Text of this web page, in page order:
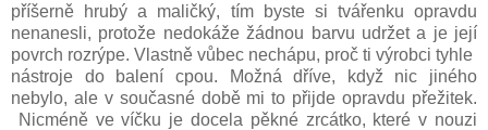
příšerně hrubý a maličký, tím byste si tvářenku opravdu
nenanesli, protože nedokáže žádnou barvu udržet a je její
povrch rozrýpe. Vlastně vůbec nechápu, proč ti výrobci tyhle
nástroje do balení cpou. Možná dříve, když nic jiného
nebylo, ale v současné době mi to přijde opravdu přežitek.
Nicméně ve víčku je docela pěkné zrcátko, které v nouzi